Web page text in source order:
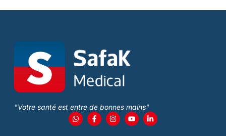
"Votre santé est entre de bonnes mains"